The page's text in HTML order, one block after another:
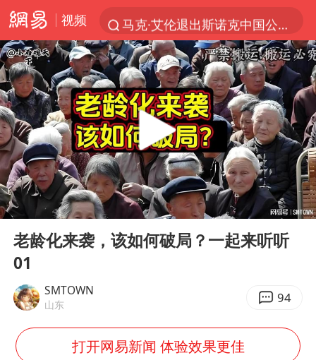
视频
微信又有新功能，你可以“撤回”你的撤回了！
新疆优化调整景区内自驾服务费
上四休三，但降薪1000元，你接受吗？
情侣平潭拍日出坠崖1死1伤
夏日经济乘“热”而上 消费市场向“新”而行
白海豚将正面袭击贯穿浙江
酒店回应车内过夜被收150元
黄金牛市回来了吗
全民健身事业高质量发展
Play
00:00 08:14
老龄化来袭，该如何破局？一起来听听
01
SMTOWN
山东 94
打开网易新闻 体验效果更佳